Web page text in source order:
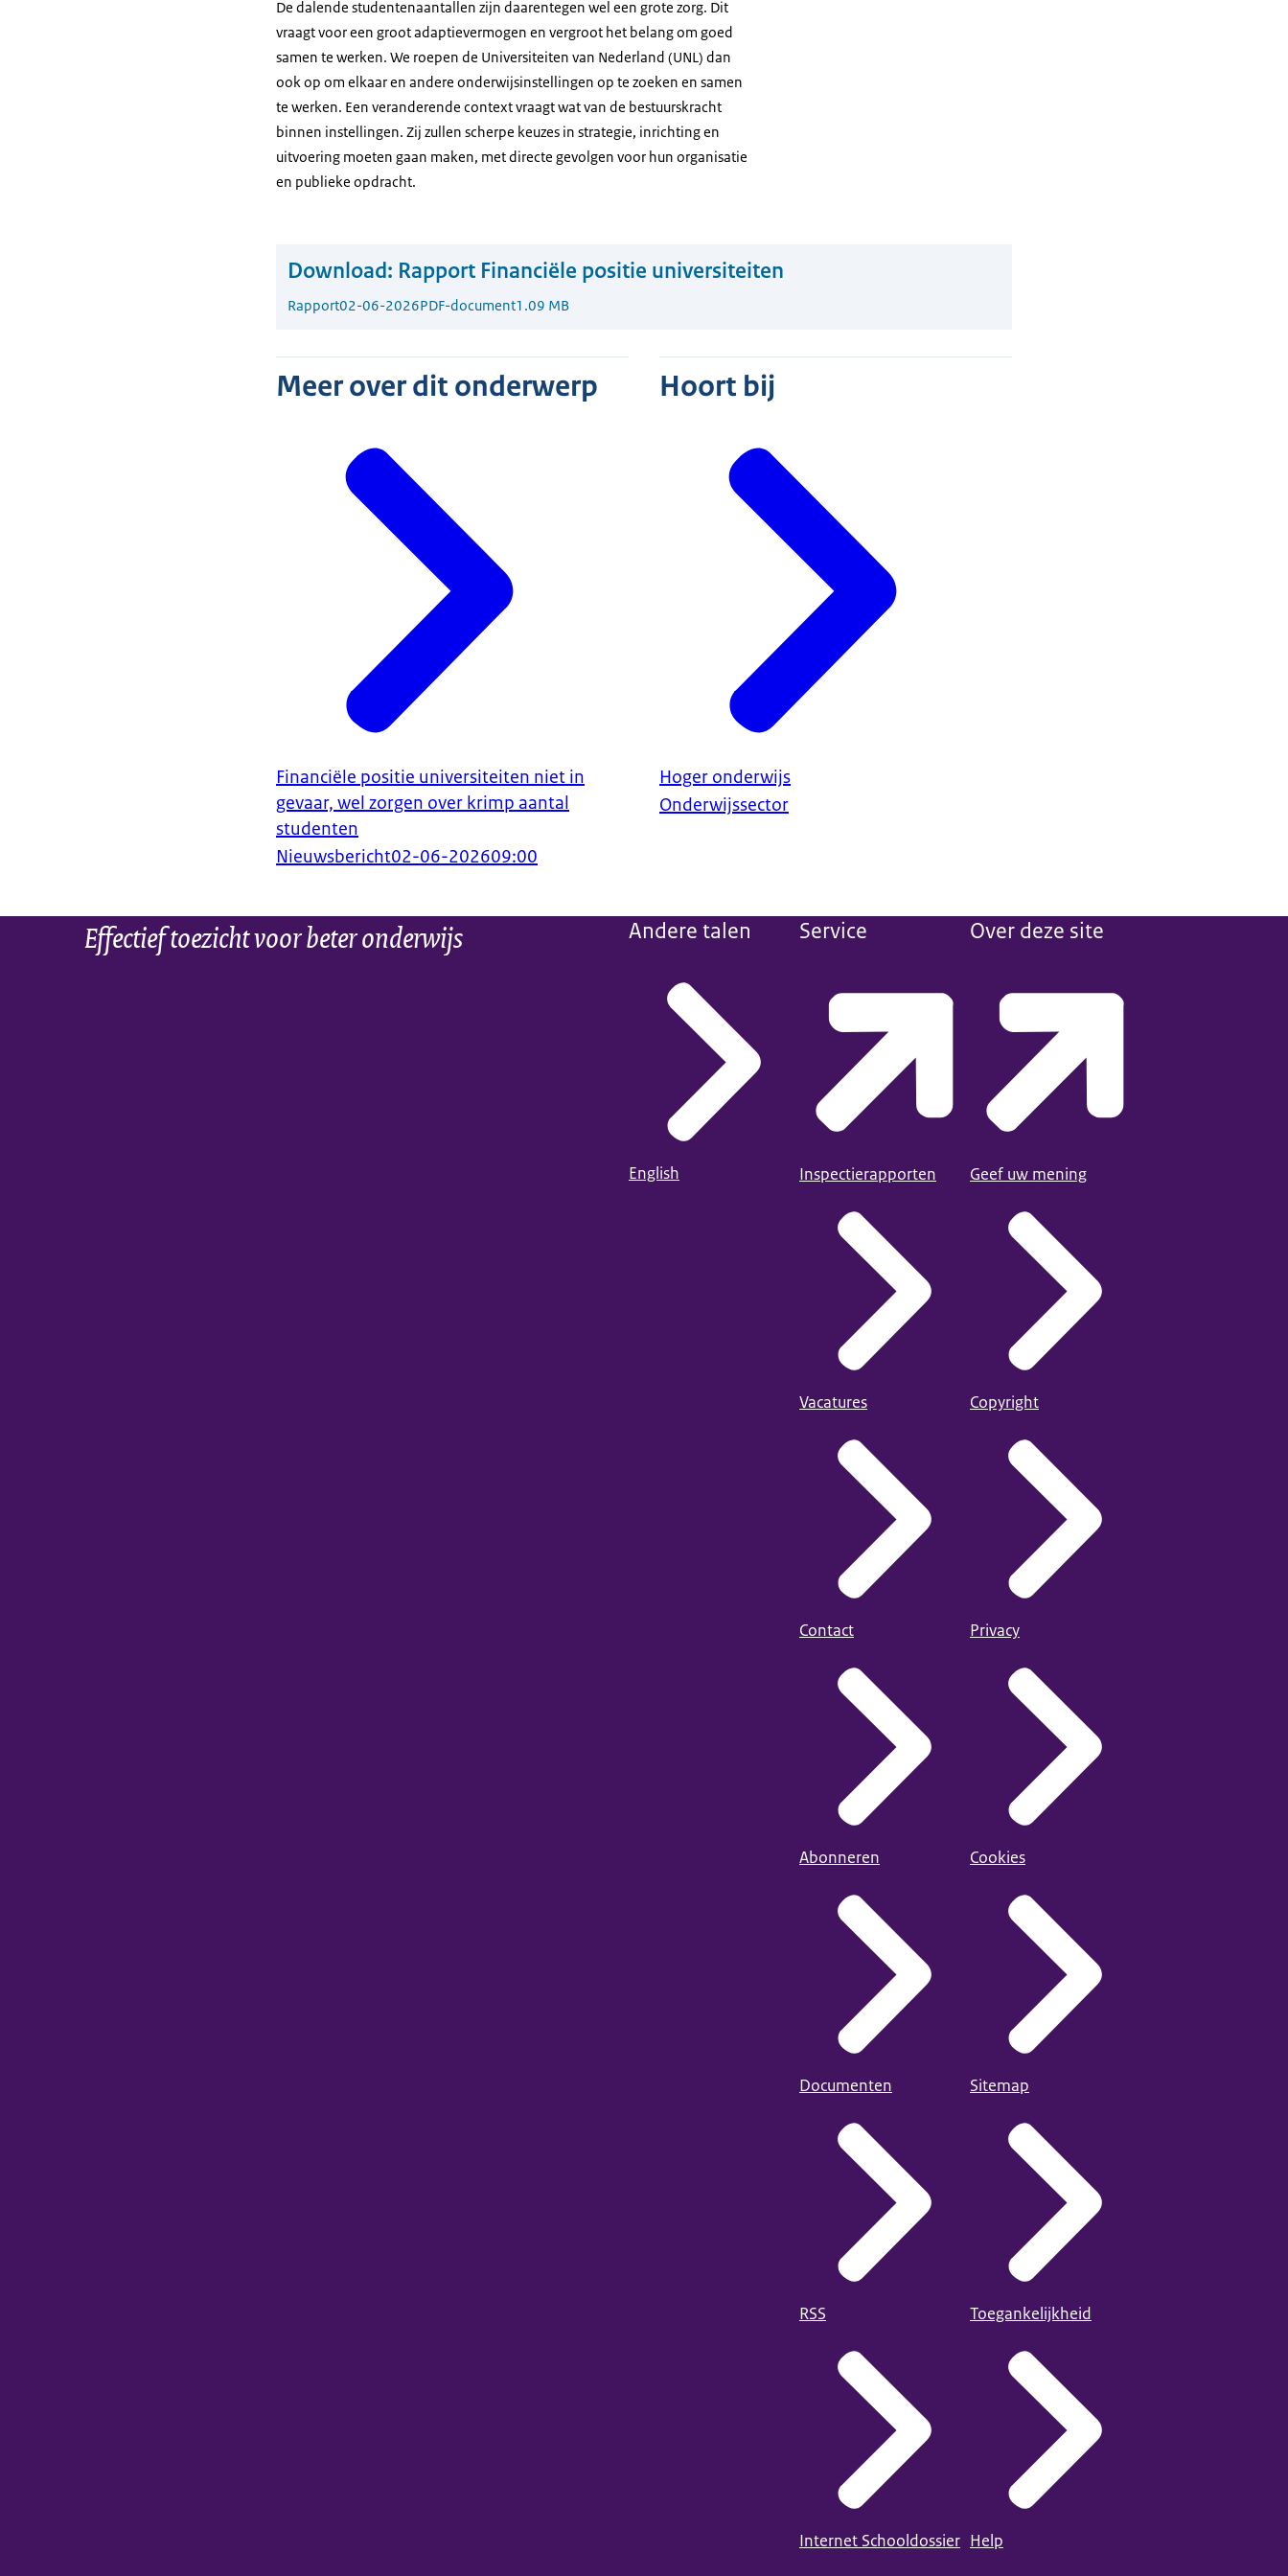
De dalende studentenaantallen zijn daarentegen wel een grote zorg. Dit
vraagt voor een groot adaptievermogen en vergroot het belang om goed
samen te werken. We roepen de Universiteiten van Nederland (UNL) dan
ook op om elkaar en andere onderwijsinstellingen op te zoeken en samen
te werken. Een veranderende context vraagt wat van de bestuurskracht
binnen instellingen. Zij zullen scherpe keuzes in strategie, inrichting en
uitvoering moeten gaan maken, met directe gevolgen voor hun organisatie
en publieke opdracht.
Download: Rapport Financiële positie universiteiten
Rapport02-06-2026PDF-document1.09 MB
Meer over dit onderwerp
Financiële positie universiteiten niet in
gevaar, wel zorgen over krimp aantal
studenten
Nieuwsbericht02-06-202609:00
Hoort bij
Hoger onderwijs
Onderwijssector
Effectief toezicht voor beter onderwijs Andere talen
English
Service
Inspectierapporten
Vacatures
Contact
Abonneren
Documenten
RSS
Internet Schooldossier
Over deze site
Geef uw mening
Copyright
Privacy
Cookies
Sitemap
Toegankelijkheid
Help